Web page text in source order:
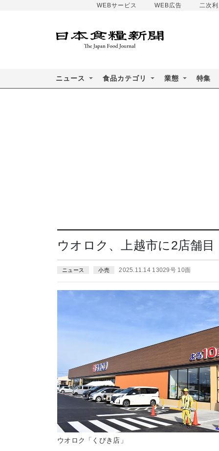
WEBサービス WEB広告 二次
ニュース 食品カテゴリ 業態 特集
ウオロク、上越市に2店舗
ニュース 小売 2025.11.14 13029号 10面
ウオロク「くびき店」